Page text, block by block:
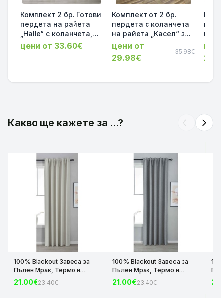
Комплект 2 бр. Готови
пердета на райета
„Halle“ с коланчета,
ленена структура
245х140 см. Цвят
дискретност Код:
цени от 33.60€
Комплект от 2 бр.
пердета с коланчета
на райета „Касел“ за
тръбен корниз, шенил
с ленен ефект,
245х140 см. цвят-Сив
цени от
29.98€
35.98€
на
Какво ще кажете за ...? arrow_back_ios arrow_forward_ios
100% Blackout Завеса за
Пълен Мрак, Термо и
Шумоизолираща с коланче
цвят Крем, 175х140 и
21.00€23.40€
100% Blackout Завеса за
Пълен Мрак, Термо и
Шумоизолираща с коланче
цвят Сив, 175х140 и
21.00€23.40€